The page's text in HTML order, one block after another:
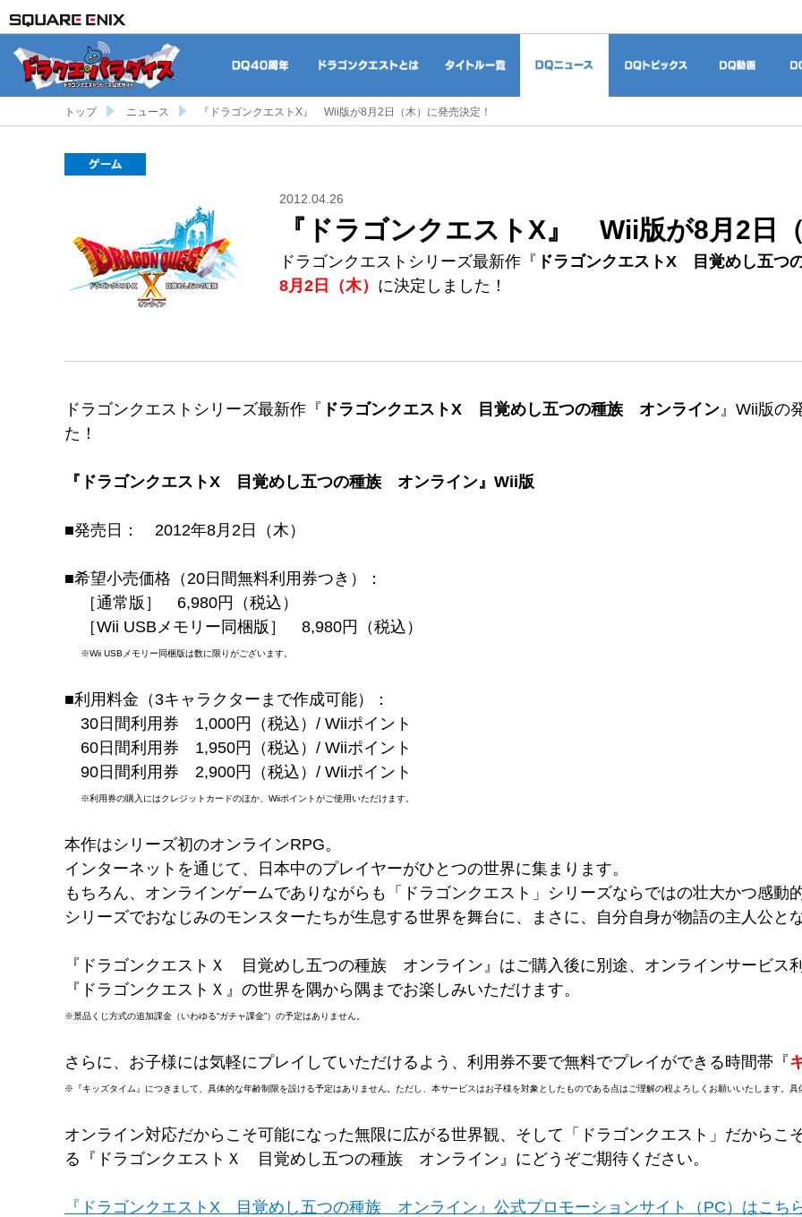
トップ ニュース 『ドラゴンクエストX』 Wii版が8月2日（木）に発売決定！
2012.04.26
『ドラゴンクエストX』 Wii版が8月2日
ドラゴンクエストシリーズ最新作『 ドラゴンクエストX 目覚めし五つ
8月2日（木） に決定しました！
ドラゴンクエストシリーズ最新作『 ドラゴンクエストX 目覚めし五つの種族 オンライン』Wii版の
た！
『ドラゴンクエストX 目覚めし五つの種族 オンライン』Wii版
■発売日： 2012年8月2日（木）
■希望小売価格（20日間無料利用券つき）：
［通常版］ 6,980円（税込）
［Wii USBメモリー同梱版］ 8,980円（税込）
※Wii USBメモリー同梱版は数に限りがございます。
■利用料金（3キャラクターまで作成可能）：
30日間利用券 1,000円（税込）/ Wiiポイント
60日間利用券 1,950円（税込）/ Wiiポイント
90日間利用券 2,900円（税込）/ Wiiポイント
※利用券の購入にはクレジットカードのほか、Wiiポイントがご使用いただけます。
本作はシリーズ初のオンラインRPG。
インターネットを通じて、日本中のプレイヤーがひとつの世界に集まります。
もちろん、オンラインゲームでありながらも「ドラゴンクエスト」シリーズならではの壮大かつ感動
シリーズでおなじみのモンスターたちが生息する世界を舞台に、まさに、自分自身が物語の主人公と
『ドラゴンクエストＸ 目覚めし五つの種族 オンライン』はご購入後に別途、オンラインサービス
『ドラゴンクエストＸ』の世界を隅から隅までお楽しみいただけます。
※景品くじ方式の追加課金（いわゆる“ガチャ課金”）の予定はありません。
さらに、お子様には気軽にプレイしていただけるよう、利用券不要で無料でプレイができる時間帯『
※『キッズタイム』につきまして、具体的な年齢制限を設ける予定はありません。ただし、本サービスはお子様を対象としたものである点はご理解の程よろしくお願いいたします。
オンライン対応だからこそ可能になった無限に広がる世界観、そして「ドラゴンクエスト」だからこ
る『ドラゴンクエストＸ 目覚めし五つの種族 オンライン』にどうぞご期待ください。
『ドラゴンクエストX 目覚めし五つの種族 オンライン』公式プロモーションサイト（PC）はこち